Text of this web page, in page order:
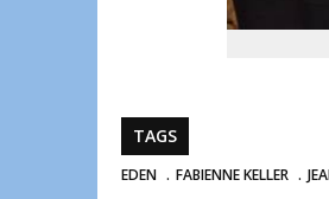
TAGS
EDEN FABIENNE KELLER